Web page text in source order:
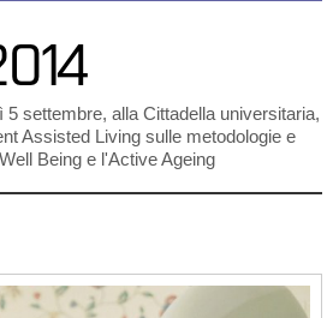
settembre, alla Cittadella universitaria,
Assisted Living sulle metodologie e
Being e l'Active Ageing